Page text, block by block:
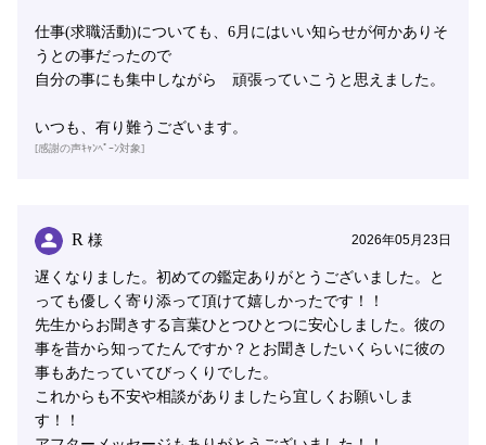
仕事(求職活動)についても、6月にはいい知らせが何かありそ
うとの事だったので
自分の事にも集中しながら 頑張っていこうと思えました。
いつも、有り難うございます。
[感謝の声ｷｬﾝﾍﾟｰﾝ対象]
R 様 2026年05月23日
遅くなりました。初めての鑑定ありがとうございました。と
っても優しく寄り添って頂けて嬉しかったです！！
先生からお聞きする言葉ひとつひとつに安心しました。彼の
事を昔から知ってたんですか？とお聞きしたいくらいに彼の
事もあたっていてびっくりでした。
これからも不安や相談がありましたら宜しくお願いしま
す！！